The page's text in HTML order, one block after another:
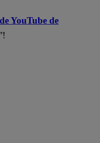
YouTube de